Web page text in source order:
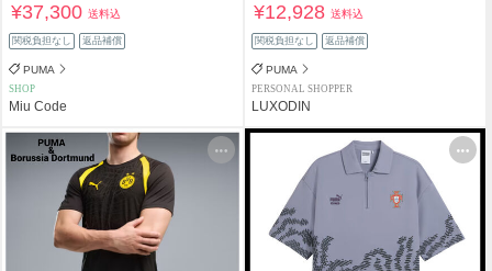
¥37,300送料込
関税負担なし 返品補償
PUMA
SHOP
Miu Code
¥12,928送料込
関税負担なし 返品補償
PUMA
PERSONAL SHOPPER
LUXODIN